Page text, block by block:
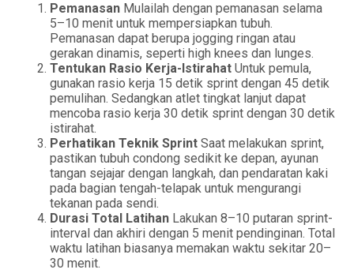
Pemanasan Mulailah dengan pemanasan selama
5–10 menit untuk mempersiapkan tubuh.
Pemanasan dapat berupa jogging ringan atau
gerakan dinamis, seperti high knees dan lunges.
Tentukan Rasio Kerja-Istirahat Untuk pemula,
gunakan rasio kerja 15 detik sprint dengan 45 detik
pemulihan. Sedangkan atlet tingkat lanjut dapat
mencoba rasio kerja 30 detik sprint dengan 30 detik
istirahat.
Perhatikan Teknik Sprint Saat melakukan sprint,
pastikan tubuh condong sedikit ke depan, ayunan
tangan sejajar dengan langkah, dan pendaratan kaki
pada bagian tengah-telapak untuk mengurangi
tekanan pada sendi.
Durasi Total Latihan Lakukan 8–10 putaran sprint-
interval dan akhiri dengan 5 menit pendinginan. Total
waktu latihan biasanya memakan waktu sekitar 20–
30 menit.